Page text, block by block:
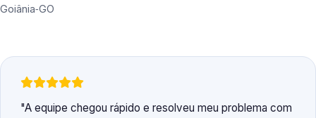
Goiânia‑GO
A equipe chegou rápido e resolveu meu problema com